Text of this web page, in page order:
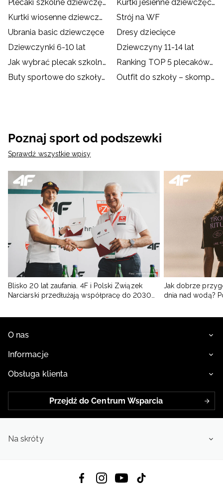
Plecaki szkolne dziewczęce
Kurtki jesienne dziewczęce
Kurtki wiosenne dziewczęce
Strój na WF
Ubrania basic dziewczęce
Dresy dziecięce
Dziewczynki 6-10 lat
Dziewczyny 11-14 lat
Jak wybrać plecak szkolny?
Ranking TOP 5 plecaków szkolnych
Buty sportowe do szkoły – dylemat rodziców i dzieci
Outfit do szkoły – skompletuj go z ubraniami i akcesoriami
Poznaj sport od podszewki
Sprawdź wszystkie wpisy
Blisko 20 lat zaufania. 4F i Polski Związek
Narciarski przedłużają współpracę do 2030
Jak dobrze
dnia nad wodą?
O nas
Informacje
Obsługa klienta
Przejdź do Centrum Wsparcia
Na skróty